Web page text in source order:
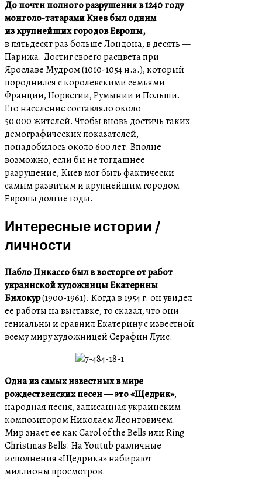
До почти полного разрушения в 1240 году
монголо-татарами Киев был одним
из крупнейших городов Европы,
в пятьдесят раз больше Лондона, в десять —
Парижа. Достиг своего расцвета при
Ярославе Мудром (1010-1054 н.э.), который
породнился с королевскими семьями
Франции, Норвегии, Румынии и Польши.
Его население составляло около
50 000 жителей. Чтобы вновь достичь таких
демографических показателей,
понадобилось около 600 лет. Вполне
возможно, если бы не тогдашнее
разрушение, Киев мог быть фактически
самым развитым и крупнейшим городом
Европы долгие годы.
Интересные истории /
личности
Пабло Пикассо был в восторге от работ
украинской художницы Екатерины
Билокур(1900-1961). Когда в 1954 г. он увидел
ее работы на выставке, то сказал, что они
гениальны и сравнил Екатерину с известной
всему миру художницей Серафин Луис.
Одна из самых известных в мире
рождественских песен — это «Щедрик»,
народная песня, записанная украинским
композитором Николаем Леонтовичем.
Мир знает ее как Carol of the Bells или Ring
Christmas Bells. На Youtub различные
исполнения «Щедрика» набирают
миллионы просмотров.